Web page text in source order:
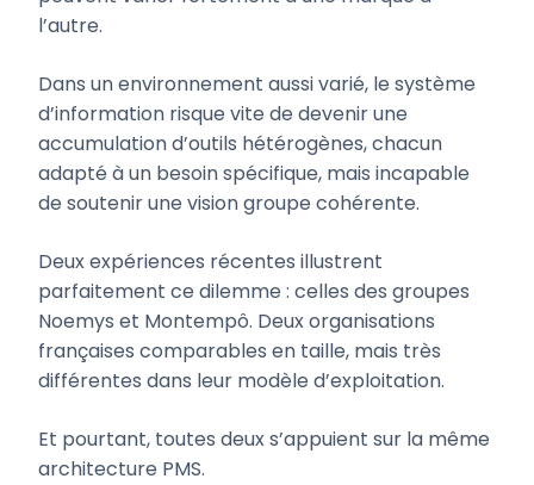
l’autre.
Dans un environnement aussi varié, le système
d’information risque vite de devenir une
accumulation d’outils hétérogènes, chacun
adapté à un besoin spécifique, mais incapable
de soutenir une vision groupe cohérente.
Deux expériences récentes illustrent
parfaitement ce dilemme : celles des groupes
Noemys et Montempô. Deux organisations
françaises comparables en taille, mais très
différentes dans leur modèle d’exploitation.
Et pourtant, toutes deux s’appuient sur la même
architecture PMS.